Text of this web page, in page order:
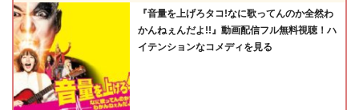
『音量を上げろタコ!なに歌ってんのか全然わ
かんねぇんだよ!!』動画配信フル無料視聴！ハ
イテンションなコメディを見る